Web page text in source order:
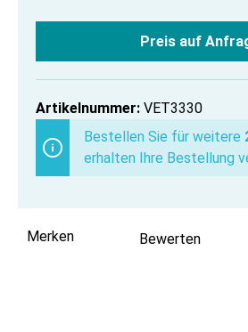
Preis auf
Artikelnummer: VET3330
Bestellen Sie für weitere
erhalten Ihre Bestellung
Merken Bewerten